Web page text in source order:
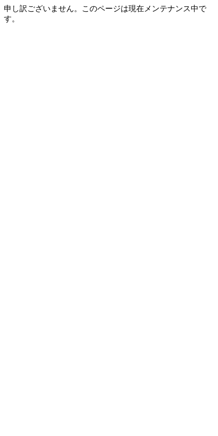
申し訳ございません。このページは現在メンテナンス中で
す。